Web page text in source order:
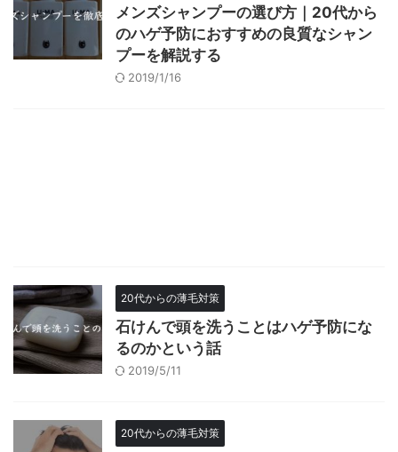
メンズシャンプーの選び方｜20代から
のハゲ予防におすすめの良質なシャン
プーを解説する
2019/1/16
20代からの薄毛対策
石けんで頭を洗うことはハゲ予防にな
るのかという話
2019/5/11
20代からの薄毛対策